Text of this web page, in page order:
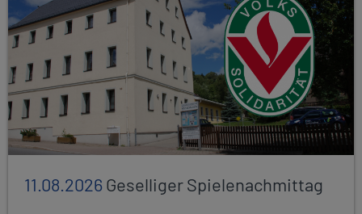
11.08.2026Geselliger Spielenachmittag